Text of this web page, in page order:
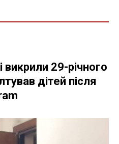
29-річного
дітей після